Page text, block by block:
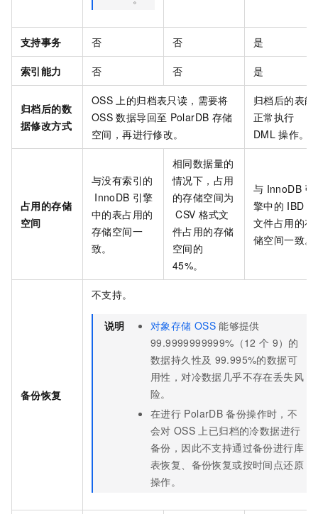
支持事务 否 否 是
索引能力 否 否 是
归档后的数
据修改方式
OSS 上的归档表只读，需要将
OSS 数据导回至 PolarDB 存储
空间，再进行修改。
归档后的表能
正常执行
DML 操作。
占用的存储
空间
与没有索引的
InnoDB 引擎
中的表占用的
存储空间一
致。
相同数据量的
情况下，占用
的存储空间为
CSV 格式文
件占用的存储
空间的
45%。
与 InnoDB 引
擎中的 IBD
文件占用的存
储空间一致。
备份恢复
不支持。
说明 对象存储 OSS 能够提供
99.9999999999%（12 个 9）的
数据持久性及 99.995%的数据可
用性，对冷数据几乎不存在丢失风
险。
在进行 PolarDB 备份操作时，不
会对 OSS 上已归档的冷数据进行
备份，因此不支持通过备份进行库
表恢复、备份恢复或按时间点还原
操作。